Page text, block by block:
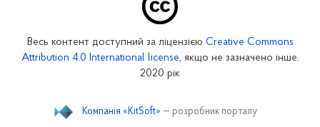
Кіровоградське відділення
Миколаївське відділення
Весь контент доступний за ліцензією Creative Commons
Attribution 4.0 International license, якщо не зазначено інше.
2020 рік
Компанія «KitSoft» — розробник порталу